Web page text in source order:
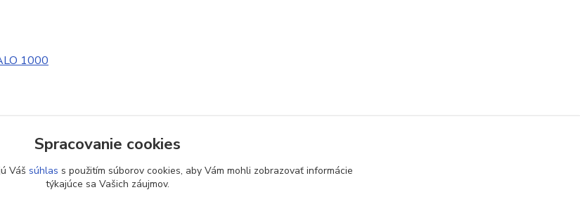
1000
v kategóriách
Pohony pre garážové
brány
Spracovanie cookies
Váš súhlas s použitím súborov cookies, aby Vám mohli zobrazovať informácie
týkajúce sa Vašich záujmov.